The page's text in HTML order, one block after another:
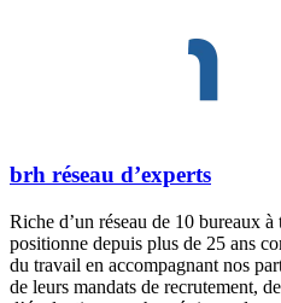
brh réseau d’experts
Riche d’un réseau de 10 bureaux
positionne depuis plus de 25 ans
du travail en accompagnant nos
de leurs mandats de recrutement,